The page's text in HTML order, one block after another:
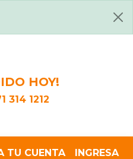
HOY!
314 1212
TU CUENTA INGRESA